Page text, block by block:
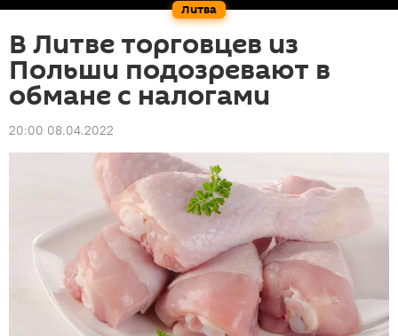
Литва
В Литве торговцев из
Польши подозревают в
обмане с налогами
20:00 08.04.2022